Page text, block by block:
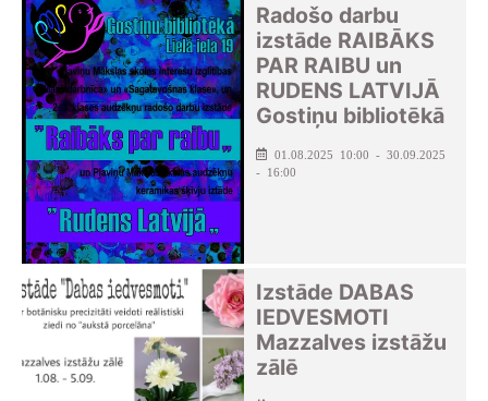
Radošo darbu
izstāde RAIBĀKS
PAR RAIBU un
RUDENS LATVIJĀ
Gostiņu bibliotēkā
01.08.2025 10:00 - 30.09.2025
- 16:00
Izstāde DABAS
IEDVESMOTI
Mazzalves izstāžu
zālē